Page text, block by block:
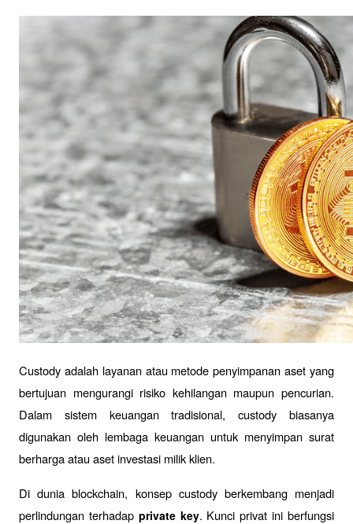
Custody adalah layanan atau metode penyimpanan aset yang
bertujuan mengurangi risiko kehilangan maupun pencurian.
Dalam sistem keuangan tradisional, custody biasanya
digunakan oleh lembaga keuangan untuk menyimpan surat
berharga atau aset investasi milik klien.
Di dunia blockchain, konsep custody berkembang menjadi
perlindungan terhadap private key. Kunci privat ini berfungsi